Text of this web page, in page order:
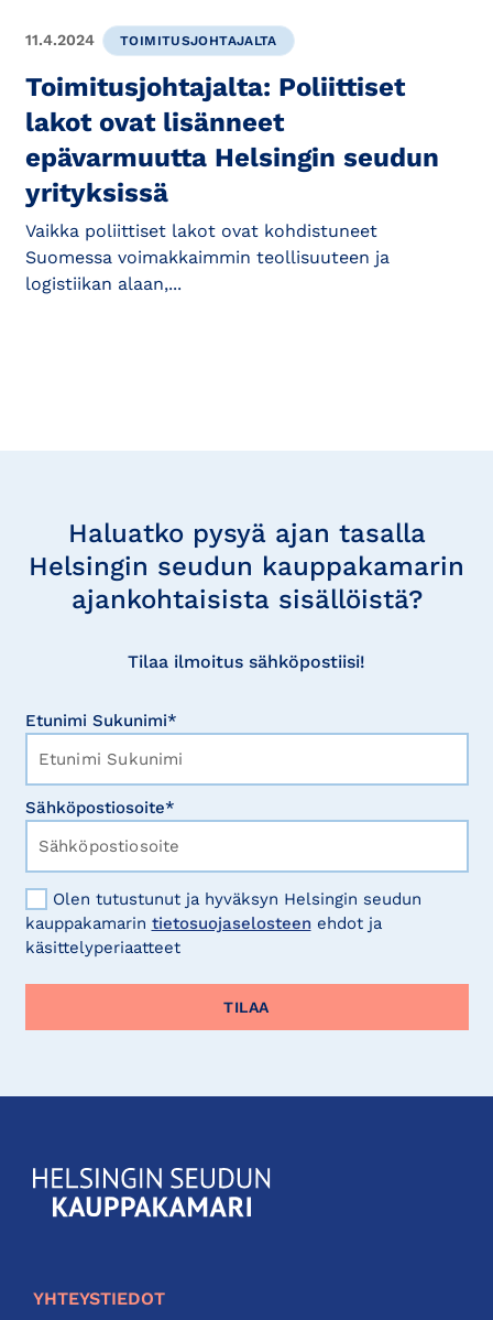
11.4.2024 TOIMITUSJOHTAJALTA
Toimitusjohtajalta: Poliittiset
lakot ovat lisänneet
epävarmuutta Helsingin seudun
yrityksissä
Vaikka poliittiset lakot ovat kohdistuneet
Suomessa voimakkaimmin teollisuuteen ja
logistiikan alaan,...
Haluatko pysyä ajan tasalla
Helsingin seudun kauppakamarin
ajankohtaisista sisällöistä?
Tilaa ilmoitus sähköpostiisi!
Etunimi Sukunimi*
Sähköpostiosoite*
Olen tutustunut ja hyväksyn Helsingin seudun
kauppakamarin tietosuojaselosteen ehdot ja
käsittelyperiaatteet
KauppakamariHelsingin
seudun
YHTEYSTIEDOT